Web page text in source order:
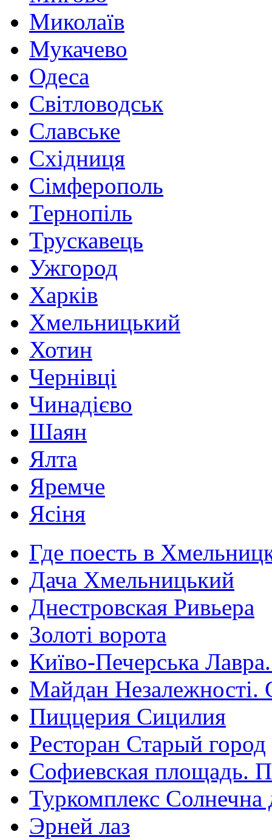
Миколаїв
Мукачево
Одеса
Світловодськ
Славське
Східниця
Сімферополь
Тернопіль
Трускавець
Ужгород
Харків
Хмельницький
Хотин
Чернівці
Чинадієво
Шаян
Ялта
Яремче
Ясіня
Где поесть в
Дача Хмельницький
Днестровская Ривьера
Золоті ворота
Київо-Печерська
Майдан Незалежності.
Пиццерия Сицилия
Ресторан Старый город
Софиевская площадь.
Туркомплекс Солнечна
Эрней лаз